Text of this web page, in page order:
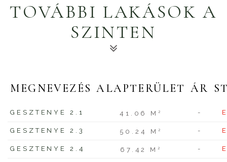
TOVÁBBI LAKÁSOK A
SZINTEN
MEGNEVEZÉS ALAPTERÜLET ÁR
GESZTENYE 2.1 41.06 M2 -
GESZTENYE 2.3 50.24 M 2 -
GESZTENYE 2.4 67.42 M2 -